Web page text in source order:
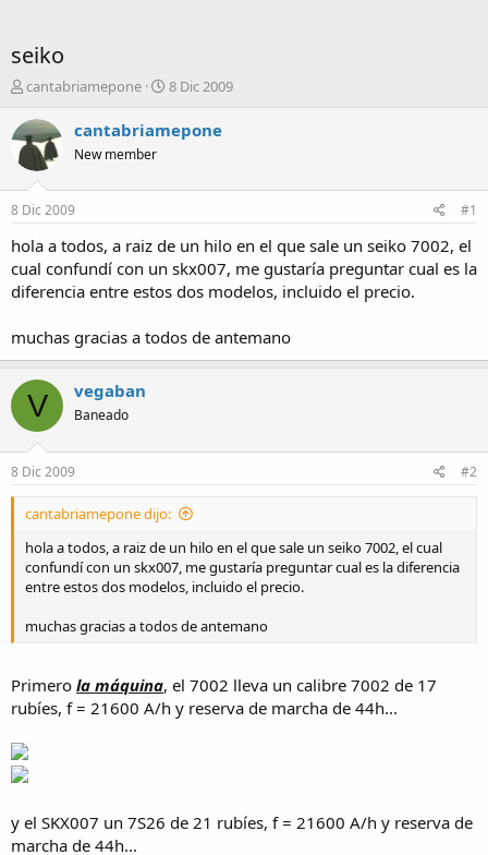
seiko
I
i
c
i
d
r
d
e
l
e
m
a
cantabriamepone
F
c
n
c
i
8 Dic 2009
cantabriamepone
New member
8 Dic 2009 #1
hola a todos, a raiz de un hilo en el que sale un seiko 7002, el
cual confundí con un skx007, me gustaría preguntar cual es la
diferencia entre estos dos modelos, incluido el precio.
muchas gracias a todos de antemano
V vegaban
Baneado
8 Dic 2009 #2
cantabriamepone dijo:
hola a todos, a raiz de un hilo en el que sale un seiko 7002, el cual
confundí con un skx007, me gustaría preguntar cual es la diferencia
entre estos dos modelos, incluido el precio.
muchas gracias a todos de antemano
Primero la máquina, el 7002 lleva un calibre 7002 de 17
rubíes, f = 21600 A/h y reserva de marcha de 44h...
y el SKX007 un 7S26 de 21 rubíes, f = 21600 A/h y reserva de
marcha de 44h...